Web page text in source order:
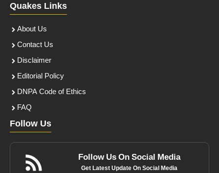
Quakes Links
About Us
Contact Us
Disclaimer
Editorial Policy
DNPA Code of Ethics
FAQ
Follow Us
Follow Us On Social Media
Get Latest Update On Social Media